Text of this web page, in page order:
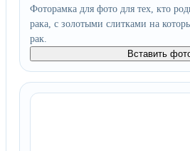
Фоторамка для фото для тех, кто
рака, с золотыми слитками на
рак.
Вставить